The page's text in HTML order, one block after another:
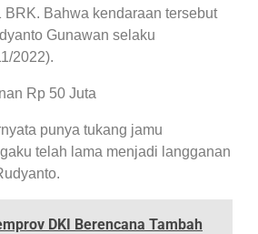
Bahwa kendaraan tersebut
Gunawan selaku
2022).
Rp 50 Juta
punya tukang jamu
telah lama menjadi langganan
DKI Berencana Tambah